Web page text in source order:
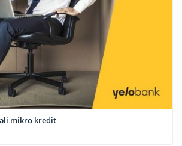
mikro kredit